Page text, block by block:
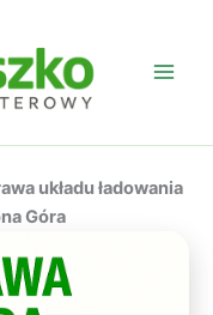
układu ładowania
Góra